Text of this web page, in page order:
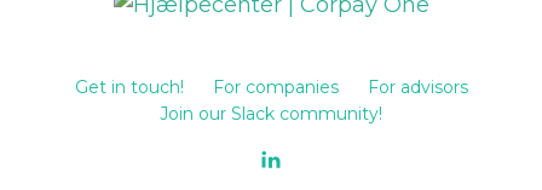
Get in touch! For companies
For advisors
Join our Slack community!